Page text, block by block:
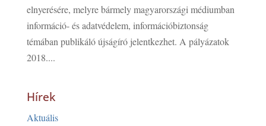
elnyerésére, melyre bármely magyarországi médiumban
információ- és adatvédelem, információbiztonság
témában publikáló újságíró jelentkezhet. A pályázatok
2018....
Hírek
Aktuális